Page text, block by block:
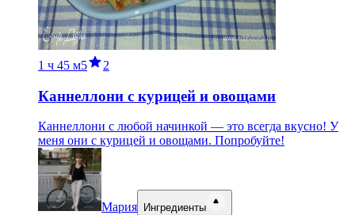
1 ч 45 м5 2
Каннеллони с курицей и овощами
Каннеллони с любой начинкой — это всегда вкусно! У
меня они с курицей и овощами. Попробуйте!
Мария Ингредиенты